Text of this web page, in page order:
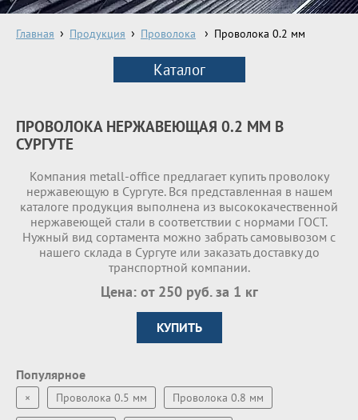
Главная Продукция Проволока Проволока 0.2 мм
Каталог
ПРОВОЛОКА НЕРЖАВЕЮЩАЯ 0.2 ММ В
СУРГУТЕ
Компания metall-office предлагает купить проволоку
нержавеющую в Сургуте. Вся представленная в нашем
каталоге продукция выполнена из высококачественной
нержавеющей стали в соответствии с нормами ГОСТ.
Нужный вид сортамента можно забрать самовывозом с
нашего склада в Сургуте или заказать доставку до
транспортной компании.
Цена: от 250 руб. за 1 кг
КУПИТЬ
Популярное
× Проволока 0.5 мм Проволока 0.8 мм